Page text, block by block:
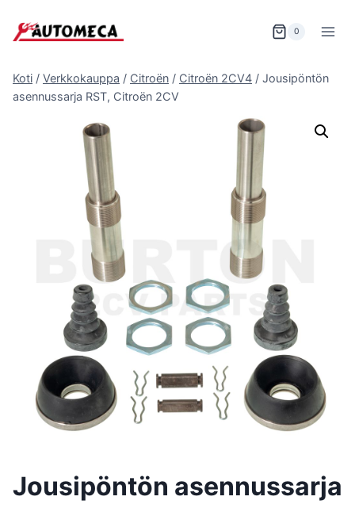
sisältöön
0
Koti / Verkkokauppa / Citroën / Citroën 2CV4 / Jousipöntön
asennussarja RST, Citroën 2CV
Jousipöntön asennussarja